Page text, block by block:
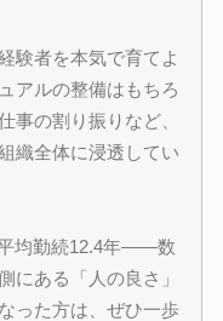
験者を本気で育てよ
アルの整備はもちろ
事の割り振りなど、
織全体に浸透してい
均勤続12.4年――数
にある「人の良さ」
った方は、ぜひ一歩